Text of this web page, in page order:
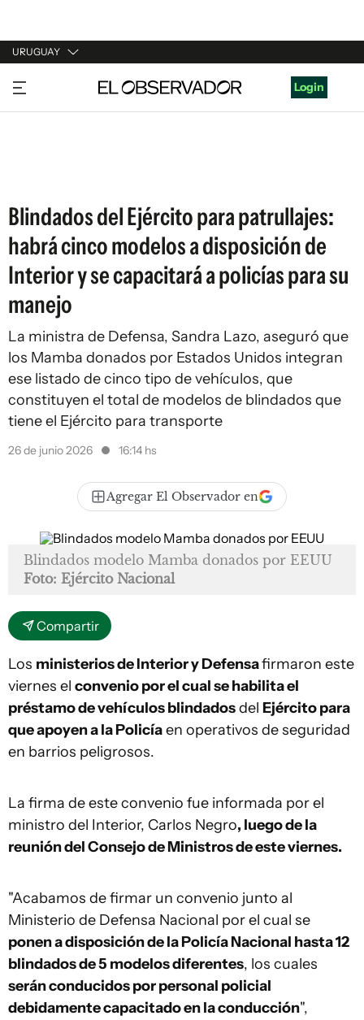
URUGUAY
URUGUAY
ARGENTINA
Login
Blindados del Ejército para patrullajes:
habrá cinco modelos a disposición de
Interior y se capacitará a policías para su
manejo
La ministra de Defensa, Sandra Lazo, aseguró que
los Mamba donados por Estados Unidos integran
ese listado de cinco tipo de vehículos, que
constituyen el total de modelos de blindados que
tiene el Ejército para transporte
26 de junio 2026 16:14 hs
Agregar El Observador en
Blindados modelo Mamba donados por EEUU
Foto: Ejército Nacional
Compartir
Los ministerios de Interior y Defensafirmaron este
viernes el convenio por el cual se habilita el
préstamo de vehículos blindadosdel Ejército para
que apoyen a la Policíaen operativos de seguridad
en barrios peligrosos.
La firma de este convenio fue informada por el
ministro del Interior, Carlos Negro, luego de la
reunión del Consejo de Ministros de este viernes.
"Acabamos de firmar un convenio junto al
Ministerio de Defensa Nacional por el cual se
ponen a disposición de la Policía Nacional hasta 12
blindados de 5 modelos diferentes, los cuales
serán conducidos por personal policial
debidamente capacitado en la conducción",